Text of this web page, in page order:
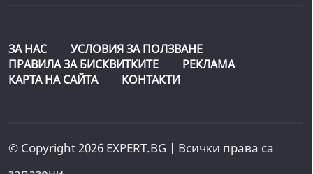
ЗА НАС
УСЛОВИЯ ЗА ПОЛЗВАНЕ
ПРАВИЛА ЗА БИСКВИТКИТЕ
РЕКЛАМА
КАРТА НА САЙТА
КОНТАКТИ
© Copyright 2026 EXPERT.BG | Всички права са